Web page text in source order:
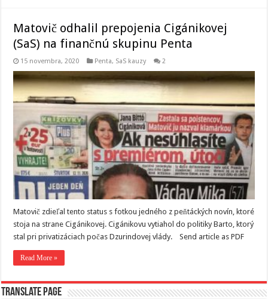
Matovič odhalil prepojenia Cigánikovej
(SaS) na finančnú skupinu Penta
15 novembra, 2020 Penta, SaS kauzy 2
Matovič zdieľal tento status s fotkou jedného z peňtáckých novín, ktoré
stoja na strane Cigánikovej. Cigánikovu vytiahol do politiky Barto, ktorý
stal pri privatizáciach počas Dzurindovej vlády. Send article as PDF
Read More »
Translate page